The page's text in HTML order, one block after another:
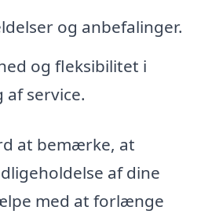
og anbefalinger.
og fleksibilitet i
service.
at bemærke, at
af dine
med at forlænge